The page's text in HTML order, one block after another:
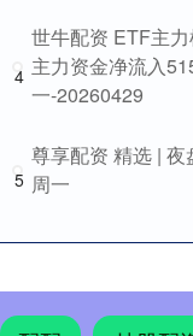
4
世牛配资 ETF主
主力资金净流入
一-20260429
5
尊享配资 精选 |
周一